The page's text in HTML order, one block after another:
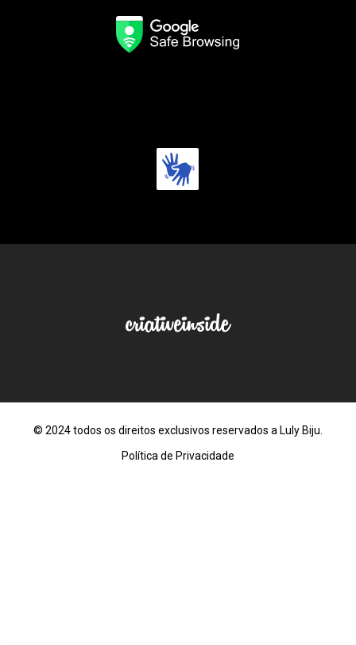
© 2024 todos os direitos exclusivos reservados a Luly Biju.
Política de Privacidade